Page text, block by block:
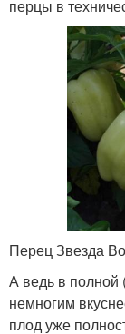
перцы в
Перец Звезда
А ведь в полной
немногим
плод уже